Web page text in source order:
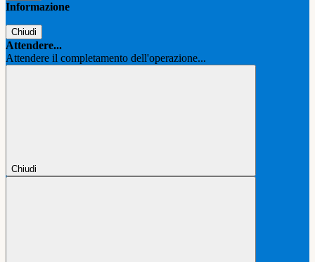
Informazione
Chiudi
Attendere...
Attendere il completamento dell'operazione...
Chiudi